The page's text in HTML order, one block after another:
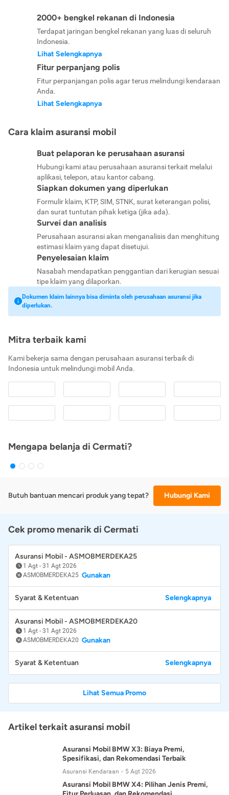
2000+ bengkel rekanan di Indonesia
Terdapat jaringan bengkel rekanan yang luas di seluruh
Indonesia.
Lihat Selengkapnya
Fitur perpanjang polis
Fitur perpanjangan polis agar terus melindungi kendaraan
Anda.
Lihat Selengkapnya
Cara klaim asuransi mobil
Buat pelaporan ke perusahaan asuransi
Hubungi kami atau perusahaan asuransi terkait melalui
aplikasi, telepon, atau kantor cabang.
Siapkan dokumen yang diperlukan
Formulir klaim, KTP, SIM, STNK, surat keterangan polisi,
dan surat tuntutan pihak ketiga (jika ada).
Survei dan analisis
Perusahaan asuransi akan menganalisis dan menghitung
estimasi klaim yang dapat disetujui.
Penyelesaian klaim
Nasabah mendapatkan penggantian dari kerugian sesuai
tipe klaim yang dilaporkan.
Dokumen klaim lainnya bisa diminta oleh perusahaan asuransi jika
diperlukan.
Mitra terbaik kami
Kami bekerja sama dengan perusahaan asuransi terbaik di
Indonesia untuk melindungi mobil Anda.
Mengapa belanja di Cermati?
Butuh bantuan mencari produk yang tepat? Hubungi Kami
Cek promo menarik di Cermati
Asuransi Mobil - ASMOBMERDEKA25
1 Agt - 31 Agt 2026
ASMOBMERDEKA25 Gunakan
Syarat & Ketentuan Selengkapnya
Asuransi Mobil - ASMOBMERDEKA20
1 Agt - 31 Agt 2026
ASMOBMERDEKA20 Gunakan
Syarat & Ketentuan Selengkapnya
Lihat Semua Promo
Artikel terkait asuransi mobil
Asuransi Mobil BMW X3: Biaya Premi,
Spesifikasi, dan Rekomendasi Terbaik
Asuransi Kendaraan 5 Agt 2026
Asuransi Mobil BMW X4: Pilihan Jenis Premi,